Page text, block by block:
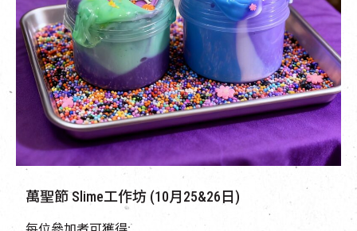
萬聖節 Slime工作坊 (10月25&26日)